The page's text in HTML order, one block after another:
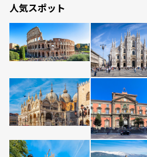
人気スポット